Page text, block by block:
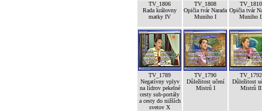
TV_1806
Rada královny
matky IV
TV_1808
Opičia tvár Narada
Muniho I
TV_1810
Opičia tvár
Muniho
TV_1789
Negatívny vplyv
na lídrov pekelné
cesty sub-portály
a cesty do nižších
svetov X
TV_1790
Důležitost učení
Mistrů I
TV_1792
Důležitost
Mistrů II